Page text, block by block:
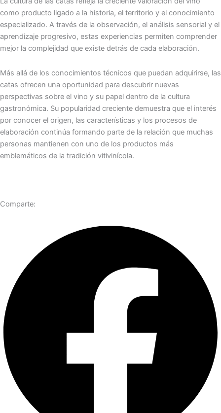
como producto ligado a la historia, el territorio y el conocimiento
especializado. A través de la observación, el análisis sensorial y el
aprendizaje progresivo, estas experiencias permiten comprender
mejor la complejidad que existe detrás de cada elaboración.
Más allá de los conocimientos técnicos que puedan adquirirse, las
catas ofrecen una oportunidad para descubrir nuevas
perspectivas sobre el vino y su papel dentro de la cultura
gastronómica. Su popularidad creciente demuestra que el interés
por conocer el origen, las características y los procesos de
elaboración continúa formando parte de la relación que muchas
personas mantienen con uno de los productos más
emblemáticos de la tradición vitivinícola.
Comparte: